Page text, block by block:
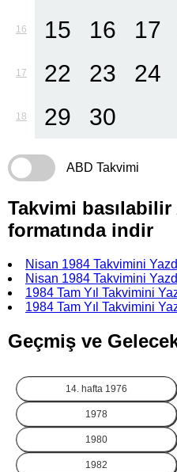
16 15 16 17
17 22 23 24
18 29 30
ABD Takvimi
Takvimi basılabilir
formatında indir
Nisan 1984 Takvimini
Nisan 1984 Takvimini
1984 Tam Yıl Takvimini
1984 Tam Yıl Takvimini
Geçmiş ve
14. hafta 1976
1978
1980
1982